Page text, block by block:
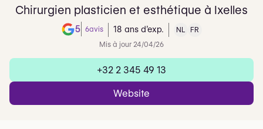
Chirurgien plasticien et esthétique à Ixelles
5 6avis
Note de 5 sur 5 sur Google
18 ans d’exp. NL
FR
Mis à jour 24/04/26
+32 2 345 49 13
Website